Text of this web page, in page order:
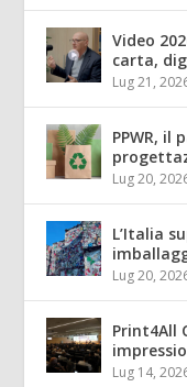
Video
carta,
Lug 21,
PPWR, il
Lug 20,
L’Italia
Lug 20,
Print4All
Lug 14,